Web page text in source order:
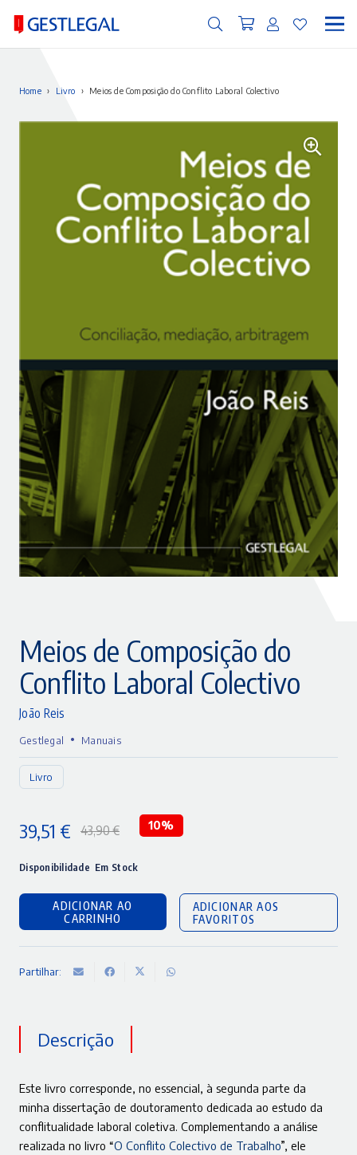
Home › Livro › Meios de Composição do Conflito Laboral Colectivo
Meios de Composição do
Conflito Laboral Colectivo
João Reis
Gestlegal • Manuais
Livro
43,90€
preço
original
era:
43,90 €.
39,51 €
preço
atual
é:
39,51 €.
10%
Disponibilidade Em Stock
ADICIONAR AO
CARRINHO
ADICIONAR AOS
FAVORITOS
Partilhar:
Descrição
Este livro corresponde, no essencial, à segunda parte da
minha dissertação de doutoramento dedicada ao estudo da
conflitualidade laboral coletiva. Complementando a análise
realizada no livro “O Conflito Colectivo de Trabalho”, ele